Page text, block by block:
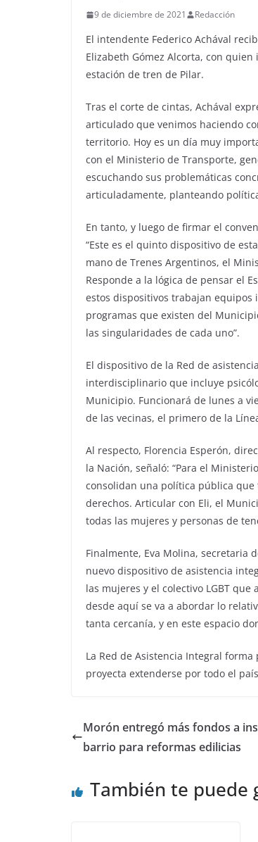
9 de diciembre de 2021 Redacción
El intendente Federico Achával
Elizabeth Gómez Alcorta, con
estación de tren de Pilar.
Tras el corte de cintas, Achával
articulado que venimos haciendo
territorio. Hoy es un día muy
con el Ministerio de Transporte,
escuchando sus problemáticas
articuladamente, planteando
En tanto, y luego de firmar el
“Este es el quinto dispositivo de
mano de Trenes Argentinos, el
Responde a la lógica de pensar el
estos dispositivos trabajan
programas que existen del
las singularidades de cada uno”.
El dispositivo de la Red de
interdisciplinario que incluye
Municipio. Funcionará de lunes a
de las vecinas, el primero de la
Al respecto, Florencia Esperón,
la Nación, señaló: “Para el
consolidan una política pública que
derechos. Articular con Eli, el
todas las mujeres y personas de
Finalmente, Eva Molina, secretaria
nuevo dispositivo de asistencia
las mujeres y el colectivo LGBT
desde aquí se va a abordar lo
tanta cercanía, y en este espacio
La Red de Asistencia Integral
proyecta extenderse por todo el
Morón entregó más fondos a
barrio para reformas edilicias
También te puede